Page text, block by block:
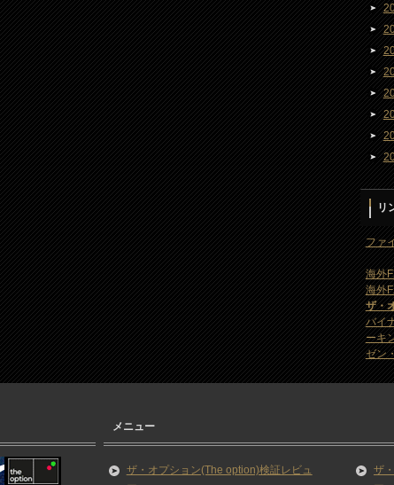
リ
ファ
海外
海外
ザ・
バイ
ーキ
ゼン
メニュー
ザ・オプション(The option)検証レビュ
ザ